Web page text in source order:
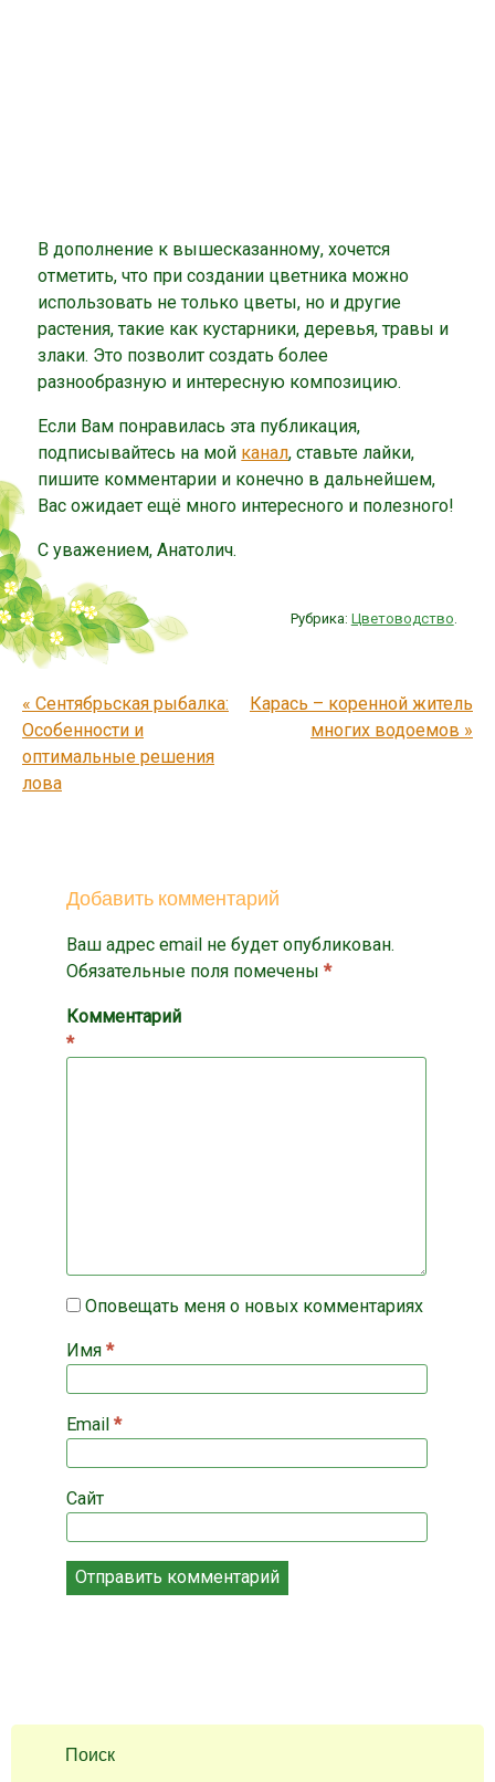
В дополнение к вышесказанному, хочется
отметить, что при создании цветника можно
использовать не только цветы, но и другие
растения, такие как кустарники, деревья, травы и
злаки. Это позволит создать более
разнообразную и интересную композицию.
Если Вам понравилась эта публикация,
подписывайтесь на мой канал, ставьте лайки,
пишите комментарии и конечно в дальнейшем,
Вас ожидает ещё много интересного и полезного!
С уважением, Анатолич.
Рубрика: Цветоводство.
Post navigation
« Сентябрьская рыбалка:
Особенности и
оптимальные решения
лова
Карась – коренной житель
многих водоемов »
Добавить комментарий
Ваш адрес email не будет опубликован.
Обязательные поля помечены *
Комментарий
*
Оповещать меня о новых комментариях
Имя *
Email *
Сайт
Поиск